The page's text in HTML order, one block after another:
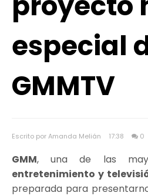
especial
GMMTV
Escrito por Amanda Melián 17:38 0
GMM, una de las
entretenimiento y
preparada para